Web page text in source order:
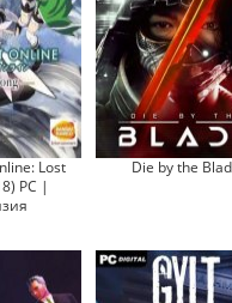
Lost
PC |
Die by the